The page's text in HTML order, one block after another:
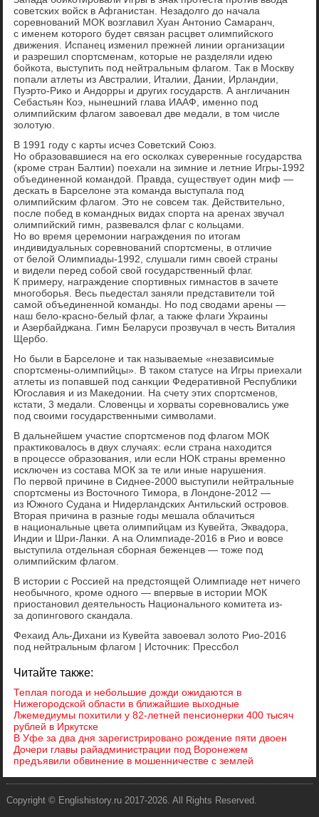
советских войск в Афганистан. Незадолго до начала
соревнований МОК возглавил Хуан Антонио Самаранч,
с именем которого будет связан расцвет олимпийского
движения. Испанец изменил прежней линии организации
и разрешил спортсменам, которые не разделяли идею
бойкота, выступить под нейтральным флагом. Так в Москву
попали атлеты из Австралии, Италии, Дании, Ирландии,
Пуэрто-Рико и Андорры и других государств. А англичанин
Себастьян Коэ, нынешний глава ИААФ, именно под
олимпийским флагом завоевал две медали, в том числе
золотую.
В 1991 году с карты исчез Советский Союз.
Но образовавшиеся на его осколках суверенные государства
(кроме стран Балтии) поехали на зимние и летние Игры-1992
объединенной командой. Правда, существует один миф —
дескать в Барселоне эта команда выступала под
олимпийским флагом. Это не совсем так. Действительно,
после побед в командных видах спорта на аренах звучал
олимпийский гимн, развевался флаг с кольцами.
Но во время церемонии награждения по итогам
индивидуальных соревнований спортсмены, в отличие
от белой Олимпиады-1992, слушали гимн своей страны
и видели перед собой свой государственный флаг.
К примеру, награждение спортивных гимнастов в зачете
многоборья. Весь пьедестал заняли представители той
самой объединенной команды. Но под сводами арены —
наш бело-красно-белый флаг, а также флаги Украины
и Азербайджана. Гимн Беларуси прозвучал в честь Виталия
Щербо.
Но были в Барселоне и так называемые «независимые
спортсмены-олимпийцы». В таком статусе на Игры приехали
атлеты из попавшей под санкции Федеративной Республики
Югославия и из Македонии. На счету этих спортсменов,
кстати, 3 медали. Словенцы и хорваты соревновались уже
под своими государственными символами.
В дальнейшем участие спортсменов под флагом МОК
практиковалось в двух случаях: если страна находится
в процессе образования, или если НОК страны временно
исключен из состава МОК за те или иные нарушения.
По первой причине в Сиднее-2000 выступили нейтральные
спортсмены из Восточного Тимора, в Лондоне-2012 —
из Южного Судана и Нидерландских Антильский островов.
Вторая причина в разные годы мешала облачиться
в национальные цвета олимпийцам из Кувейта, Эквадора,
Индии и Шри-Ланки. А на Олимпиаде-2016 в Рио и вовсе
выступила отдельная сборная беженцев — тоже под
олимпийским флагом.
В истории с Россией на предстоящей Олимпиаде нет ничего
необычного, кроме одного — впервые в истории МОК
приостановил деятельность Национального комитета из-
за допингового скандала.
Фехаид Аль-Дихани из Кувейта завоевал золото Рио-2016
под нейтральным флагом | Источник: Прессбол
Читайте также:
Теплая погода и небольшие дожди ожидаются в
Нижегородской области в ближайшие выходные
Лжемедиумы похитили у 82-летней пенсионерки 400 тысяч
рублей в Иркутске
В Уфе за два дня зарегистрировано рождение пяти двоен
Дочери главы райадминистрации под Воронежем
предъявили обвинение в мошенничестве с землей
Copyright © Englishistory.ru 2017-2026. All Rights Reserved.